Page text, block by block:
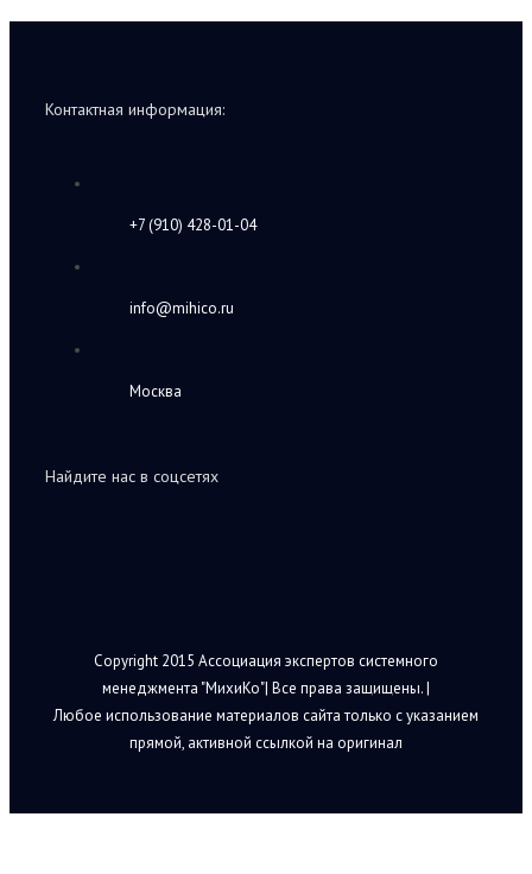
Контактная информация:
+7 (910) 428-01-04
info@mihico.ru
Москва
Найдите нас в соцсетях
Copyright 2015 Ассоциация экспертов системного
менеджмента "МихиКо"| Все права защищены. |
Любое использование материалов сайта только с указанием
прямой, активной ссылкой на оригинал